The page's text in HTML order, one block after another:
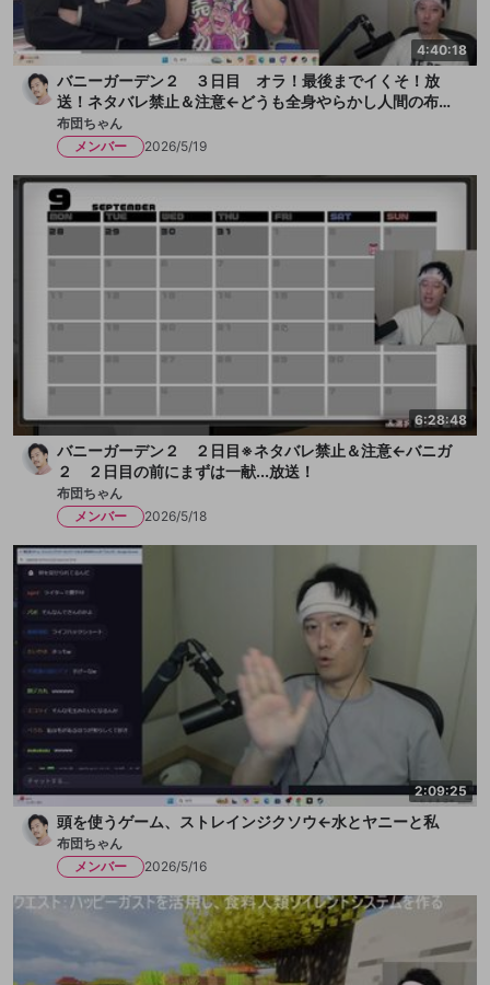
4:40:18
バニーガーデン２ ３日目 オラ！最後までイくそ！放
送！ネタバレ禁止＆注意←どうも全身やらかし人間の布団
ちゃんです！今日も女の子とチチクリ満載！まずは一献い
きます、か！放送
布団ちゃん
メンバー
2026/5/19
6:28:48
バニーガーデン２ ２日目※ネタバレ禁止＆注意←バニガ
２ ２日目の前にまずは一献...放送！
布団ちゃん
メンバー
2026/5/18
2:09:25
頭を使うゲーム、ストレインジクソウ←水とヤニーと私
布団ちゃん
メンバー
2026/5/16